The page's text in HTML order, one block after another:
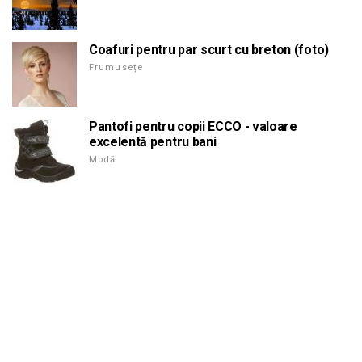
Coafuri pentru par scurt cu breton (foto)
Frumusețe
Pantofi pentru copii ECCO - valoare
excelentă pentru bani
Modă